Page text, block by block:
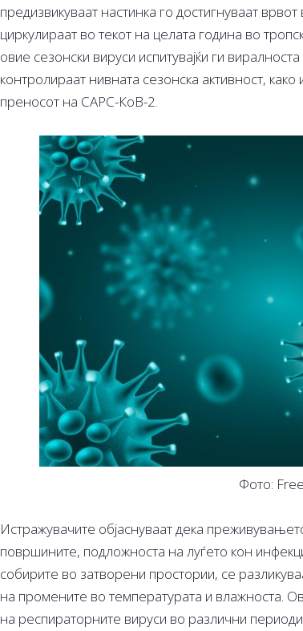
предизвикуваат настинка го достигнуваат
циркулираат во текот на целата година во
овие сезонски вируси испитувајќи ги
контролираат нивната сезонска активност, како
преносот на САРС-КоВ-2.
Фото:
Истражувачите објаснуваат дека
површините, подложноста на луѓето кон
собирите во затворени простории, се
на промените во температурата и влажноста.
на респираторните вируси во различни